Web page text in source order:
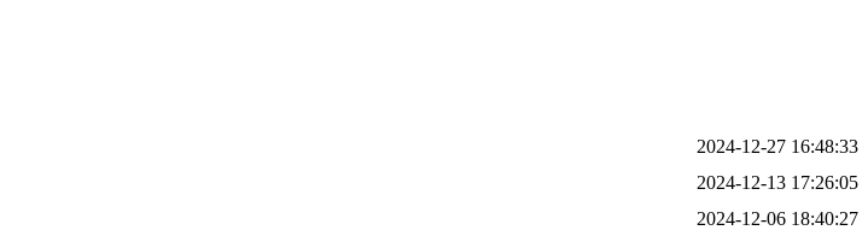
2024-12-27 16:48:33
2024-12-13 17:26:05
2024-12-06 18:40:27